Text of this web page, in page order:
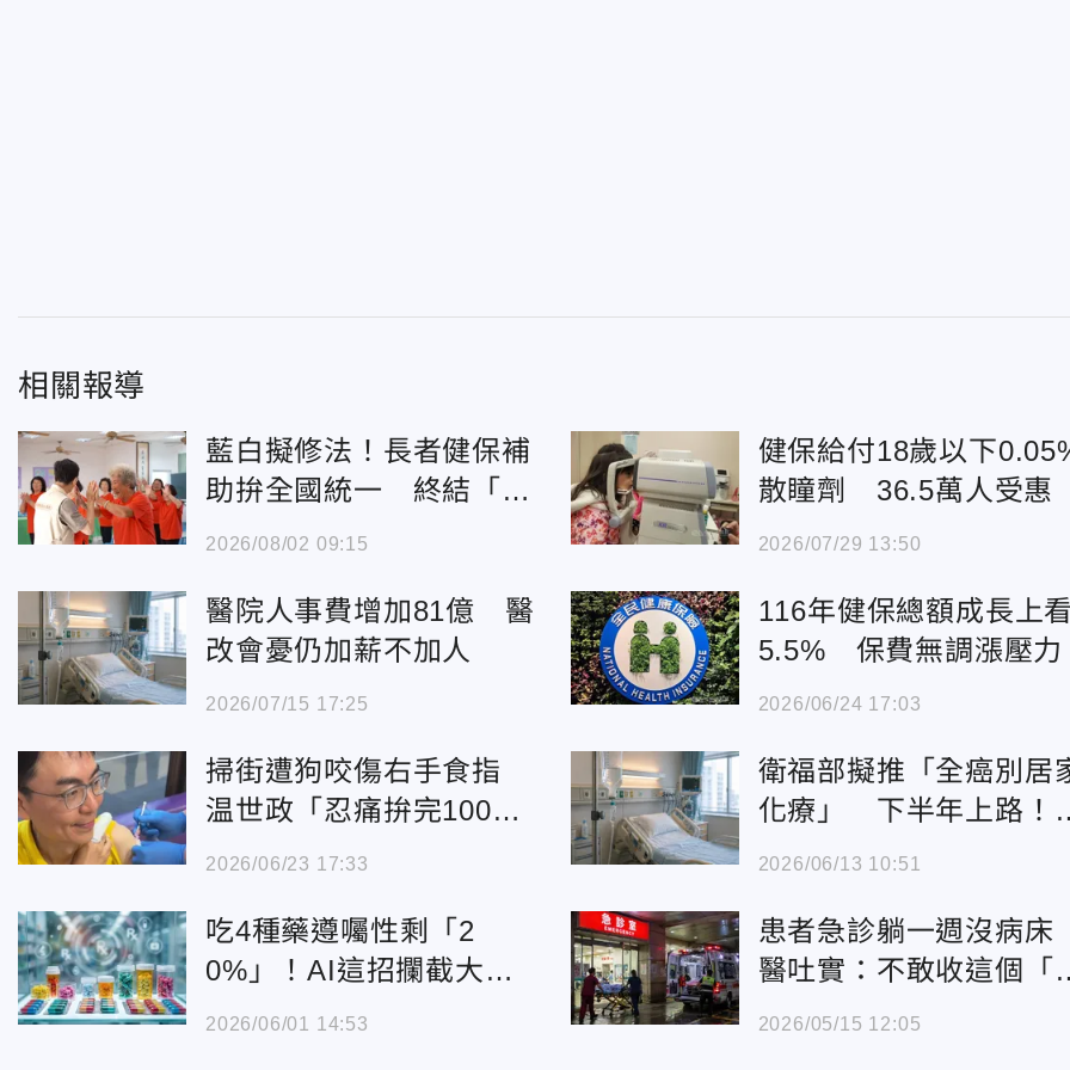
相關報導
藍白擬修法！長者健保補
助拚全國統一 終結「同
島不同命」亂象
2026/08/02 09:15
健保給付18歲以下
散瞳劑 36.5萬人受惠
2026/07/29 13:50
醫院人事費增加81億 醫
改會憂仍加薪不加人
2026/07/15 17:25
116年健保總額成長上
5.5% 保費無調漲壓力
2026/06/24 17:03
掃街遭狗咬傷右手食指
温世政「忍痛拚完100
戶」再進急診室
2026/06/23 17:33
衛福部擬推「全癌別居
化療」 下半年上路！
次仍須住院
2026/06/13 10:51
吃4種藥遵囑性剩「2
0%」！AI這招攔截大醫
院1天「500次」開錯藥
2026/06/01 14:53
患者急診躺一週沒病
醫吐實：不敢收這個「
錢貨」！
2026/05/15 12:05